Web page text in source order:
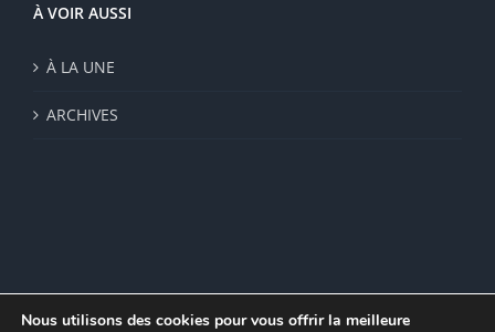
À VOIR AUSSI
À LA UNE
ARCHIVES
Nous utilisons des cookies pour vous offrir la meilleure